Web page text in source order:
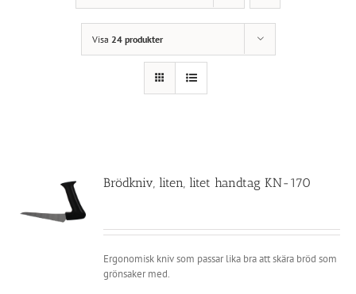
Visa 24 produkter
Brödkniv, liten, litet handtag KN-170
Ergonomisk kniv som passar lika bra att skära bröd som
grönsaker med.